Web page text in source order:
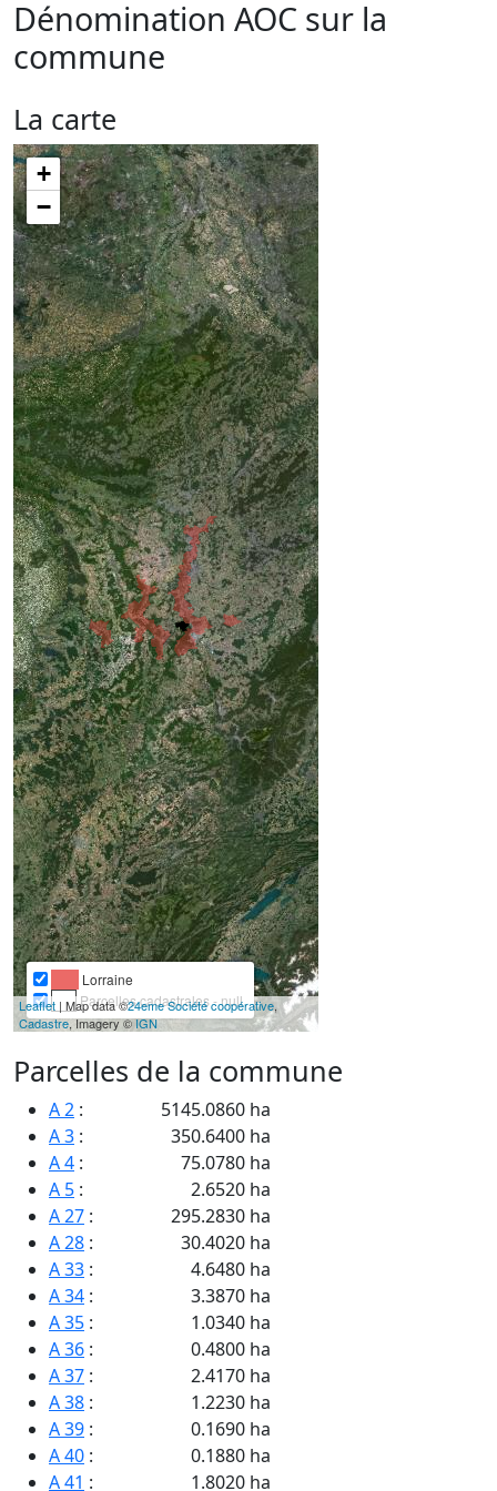
Dénomination AOC sur la
commune
La carte
+
−
Lorraine
Parcelles cadastrales - null
Leaflet | Map data ©24eme Société coopérative,
Cadastre, Imagery ©IGN
Parcelles de la commune
A 2 :
5145.0860 ha
A 3 :
350.6400 ha
A 4 :
75.0780 ha
A 5 :
2.6520 ha
A 27 :
295.2830 ha
A 28 :
30.4020 ha
A 33 :
4.6480 ha
A 34 :
3.3870 ha
A 35 :
1.0340 ha
A 36 :
0.4800 ha
A 37 :
2.4170 ha
A 38 :
1.2230 ha
A 39 :
0.1690 ha
A 40 :
0.1880 ha
A 41 : 1.8020 ha